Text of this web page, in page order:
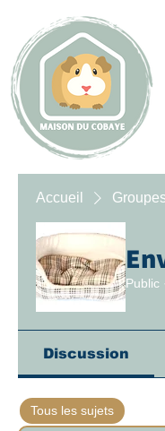
Accueil
Public ·
Discussion
Tous les sujets